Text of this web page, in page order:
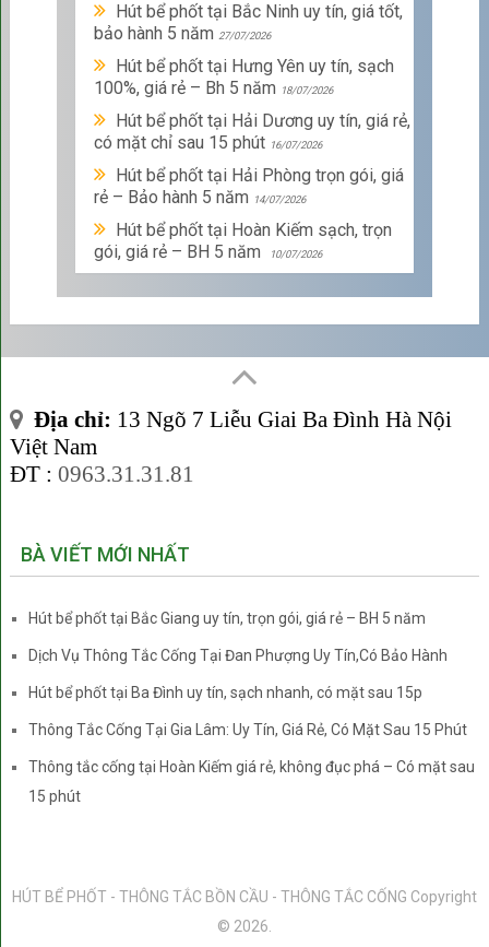
Hút bể phốt tại Bắc Ninh uy tín, giá tốt,
bảo hành 5 năm 27/07/2026
Hút bể phốt tại Hưng Yên uy tín, sạch
100%, giá rẻ – Bh 5 năm
18/07/2026
Hút bể phốt tại Hải Dương uy tín, giá rẻ,
có mặt chỉ sau 15 phút 16/07/2026
Hút bể phốt tại Hải Phòng trọn gói, giá
rẻ – Bảo hành 5 năm
14/07/2026
Hút bể phốt tại Hoàn Kiếm sạch, trọn
gói, giá rẻ – BH 5 năm
10/07/2026
Địa chỉ: 13 Ngõ 7 Liễu Giai Ba Đình Hà Nội
Việt Nam
ĐT : 0963.31.31.81
BÀ VIẾT MỚI NHẤT
Hút bể phốt tại Bắc Giang uy tín, trọn gói, giá rẻ – BH 5 năm
Dịch Vụ Thông Tắc Cống Tại Đan Phượng Uy Tín,Có Bảo Hành
Hút bể phốt tại Ba Đình uy tín, sạch nhanh, có mặt sau 15p
Thông Tắc Cống Tại Gia Lâm: Uy Tín, Giá Rẻ, Có Mặt Sau 15 Phút
Thông tắc cống tại Hoàn Kiếm giá rẻ, không đục phá – Có mặt sau
15 phút
HÚT BỂ PHỐT - THÔNG TẮC BỒN CẦU - THÔNG TẮC CỐNG Copyright
© 2026.